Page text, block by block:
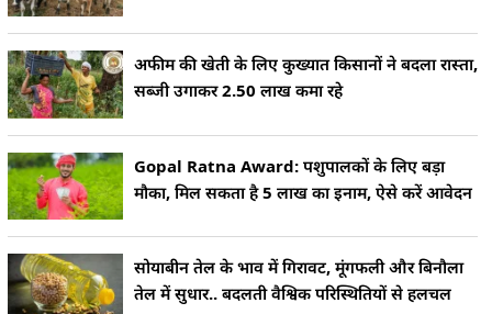
अफीम की खेती के लिए कुख्यात किसानों ने बदला रास्ता,
सब्जी उगाकर 2.50 लाख कमा रहे
Gopal Ratna Award: पशुपालकों के लिए बड़ा
मौका, मिल सकता है 5 लाख का इनाम, ऐसे करें आवेदन
सोयाबीन तेल के भाव में गिरावट, मूंगफली और बिनौला
तेल में सुधार.. बदलती वैश्विक परिस्थितियों से हलचल